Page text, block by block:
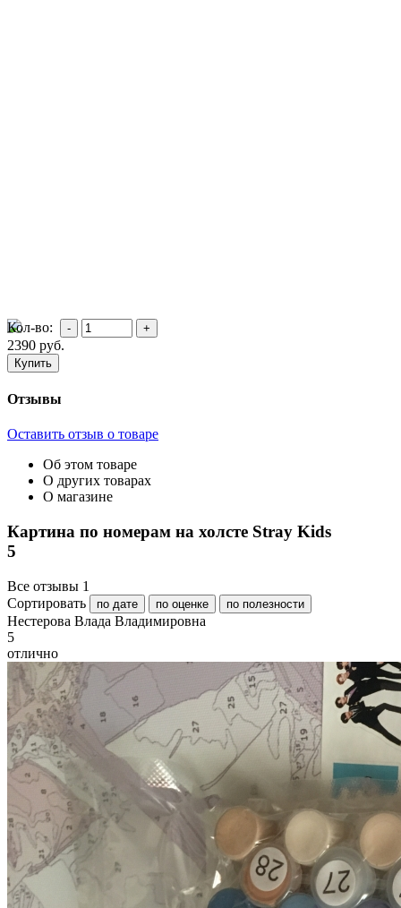
Кол-во:
2390 руб.
Отзывы
Оставить отзыв о товаре
Об этом товаре
О других товарах
О магазине
Картина по номерам на холсте Stray Kids
5
Все отзывы 1
Сортировать
по дате по оценке по полезности
Нестерова Влада Владимировна
5
отлично